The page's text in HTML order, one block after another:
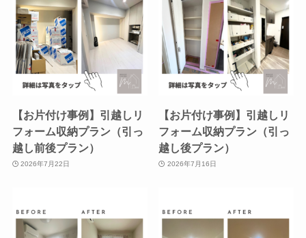
【お片付け事例】引越しリ
フォーム収納プラン（引っ
越し前後プラン）
2026年7月22日
【お片付け事例】引越しリ
フォーム収納プラン（引っ
越し後プラン）
2026年7月16日